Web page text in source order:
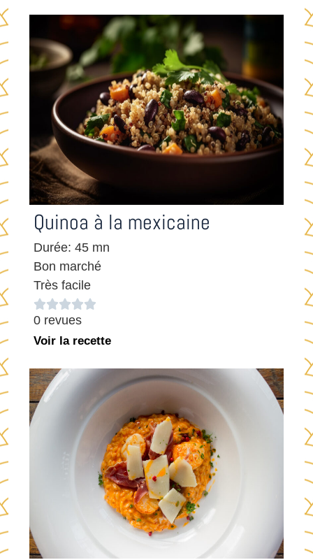
Quinoa à la mexicaine
Durée: 45 mn
Bon marché
Très facile

0 revues
Voir la recette